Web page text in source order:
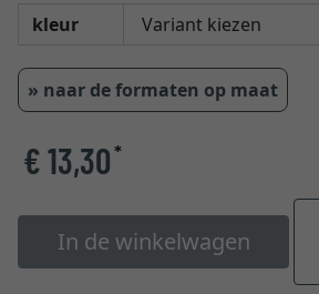
kleur
» naar de formaten op maat
€ 13,30*
In de winkelwagen